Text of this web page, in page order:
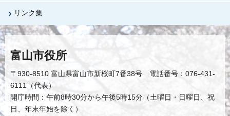
リンク集
富山市役所
〒930-8510 富山県富山市新桜町7番38号 電話番号：076-431-
6111（代表）
開庁時間：午前8時30分から午後5時15分（土曜日・日曜日、祝
日、年末年始を除く）